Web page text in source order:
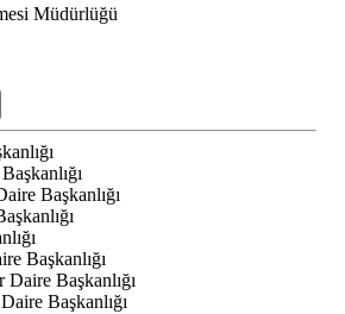
Müdürlüğü
Başkanlığı
Başkanlığı
Başkanlığı
Başkanlığı